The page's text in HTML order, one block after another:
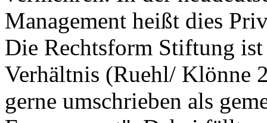
Management heißt dies
Die Rechtsform Stiftung
Verhältnis (Ruehl/ Klönne
gerne umschrieben als